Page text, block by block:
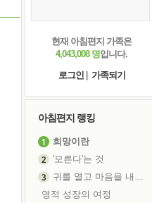
현재 아침편지 가족은
4,043,008 명입니다.
로그인
가족되기
아침편지 랭킹
희망이란
'모른다'는 것
귀를 열고 마음을 내어주고
영적 성장의 여정